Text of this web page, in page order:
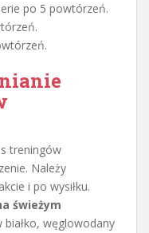
po 5 powtórzeń.
treningów
Należy
i po wysiłku.
świeżym
węglowodany